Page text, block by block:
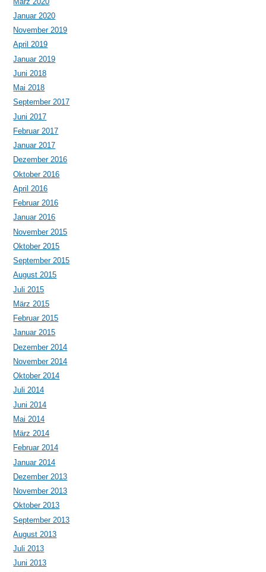
Januar 2020
November 2019
April 2019
Januar 2019
Juni 2018
Mai 2018
September 2017
Juni 2017
Februar 2017
Januar 2017
Dezember 2016
Oktober 2016
April 2016
Februar 2016
Januar 2016
November 2015
Oktober 2015
September 2015
August 2015
Juli 2015
März 2015
Februar 2015
Januar 2015
Dezember 2014
November 2014
Oktober 2014
Juli 2014
Juni 2014
Mai 2014
März 2014
Februar 2014
Januar 2014
Dezember 2013
November 2013
Oktober 2013
September 2013
August 2013
Juli 2013
Juni 2013